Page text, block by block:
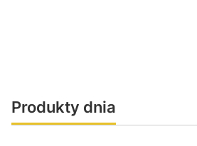
Produkty dnia